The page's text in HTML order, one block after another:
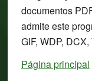
documentos
admite este
GIF, WDP,
Página principal